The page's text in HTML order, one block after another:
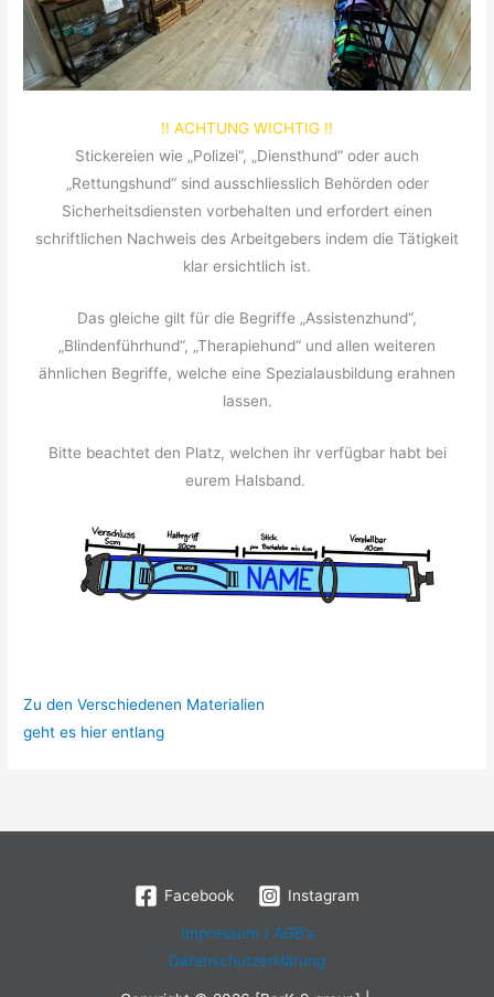
!! ACHTUNG WICHTIG !!
Stickereien wie „Polizei“, „Diensthund“ oder auch
„Rettungshund“ sind ausschliesslich Behörden oder
Sicherheitsdiensten vorbehalten und erfordert einen
schriftlichen Nachweis des Arbeitgebers indem die Tätigkeit
klar ersichtlich ist.
Das gleiche gilt für die Begriffe „Assistenzhund“,
„Blindenführhund“, „Therapiehund“ und allen weiteren
ähnlichen Begriffe, welche eine Spezialausbildung erahnen
lassen.
Bitte beachtet den Platz, welchen ihr verfügbar habt bei
eurem Halsband.
Zu den Verschiedenen Materialien
geht es hier entlang
Facebook Instagram
Impressum / AGB’s
Datenschutzerklärung